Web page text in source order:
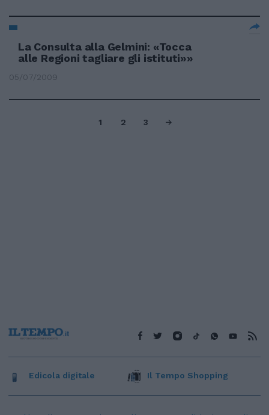
La Consulta alla Gelmini: «Tocca
alle Regioni tagliare gli istituti»»
05/07/2009
1 2 3
Edicola digitale Il Tempo Shopping